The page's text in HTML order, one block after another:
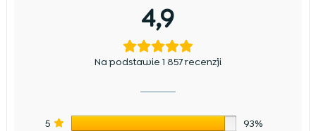
4,9
Na podstawie 1 857 recenzji
5 93%